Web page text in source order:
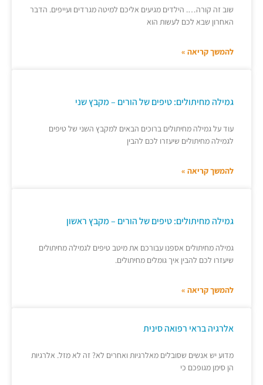
שוב זה קורה…. הילדים מגיעים אליכם למיטה מגרדים ועייפים. הדבר
האחרון שבא לכם לעשות הוא
להמשך קריאה »
גמילה מחיתולים: טיפים של הורים – מקבץ שני
עוד על גמילה מחיתולים ברוכים הבאים למקבץ השני של טיפים
לגמילה מחיתולים שיעזרו לכם להבין
להמשך קריאה »
גמילה מחיתולים: טיפים של הורים – מקבץ ראשון
גמילה מחיתולים אספנו עבורכם את מיטב טיפים לגמילה מחיתולים
שיעזרו לכם להבין איך גומלים מחיתולים.
להמשך קריאה »
אלרגיה בראי רפואה סינית
מדוע יש אנשים שסובלים מאלרגיות ואחרים לא? זה לא מזל. אלרגיות
הן סימן מגופכם כי